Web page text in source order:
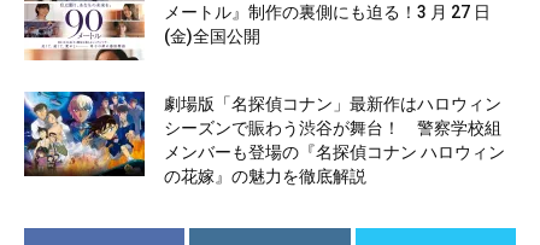
メートル』制作の裏側にも迫る！3 月 27 日
(金)全国公開
劇場版「名探偵コナン」最新作はハロウィン
シーズンで賑わう渋谷が舞台！ 警察学校組
メンバーも登場の『名探偵コナン ハロウィン
の花嫁』の魅力を徹底解説